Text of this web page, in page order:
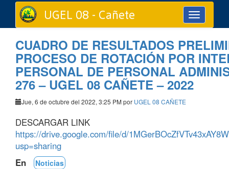
Toggle
navigation
UGEL 08 - Cañete
CUADRO DE RESULTADOS
PROCESO DE ROTACIÓN POR
PERSONAL DE PERSONAL
276 – UGEL 08 CAÑETE – 2022
Jue, 6 de octubre del 2022, 3:25 PM por UGEL 08 CAÑETE
DESCARGAR LINK
https://drive.google.com/file/d/
usp=sharing
En
Noticias